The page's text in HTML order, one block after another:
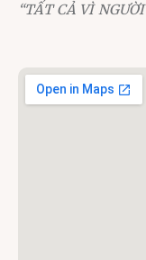
“TẤT CẢ VÌ